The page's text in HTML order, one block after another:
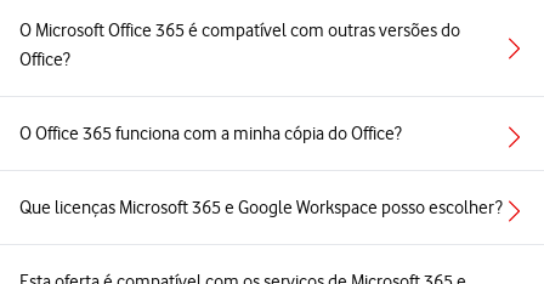
O Microsoft Office 365 é compatível com outras versões do
Office?
O Office 365 funciona com a minha cópia do Office?
Que licenças Microsoft 365 e Google Workspace posso escolher?